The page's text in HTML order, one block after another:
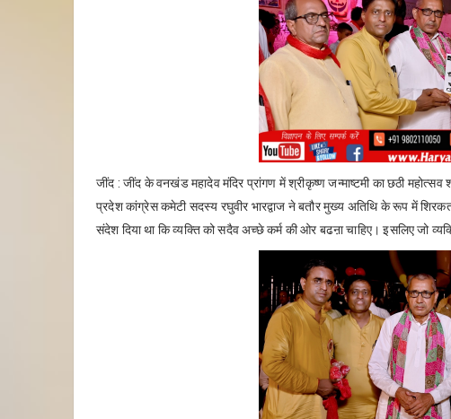
जींद : जींद के वनखंड महादेव मंदिर प्रांगण में श्रीकृष्ण जन्माष्टमी का छठी महोत्सव
प्रदेश कांग्रेस कमेटी सदस्य रघुवीर भारद्वाज ने बतौर मुख्य अतिथि के रूप में
संदेश दिया था कि व्यक्ति को सदैव अच्छे कर्म की ओर बढऩा चाहिए। इसलिए जो